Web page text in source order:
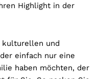
Highlight in der
kulturellen und
einfach nur eine
haben möchten, der